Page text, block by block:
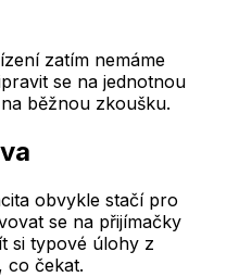
zatím nemáme
se na jednotnou
běžnou zkoušku.
obvykle stačí pro
se na přijímačky
si typové úlohy z
co čekat.